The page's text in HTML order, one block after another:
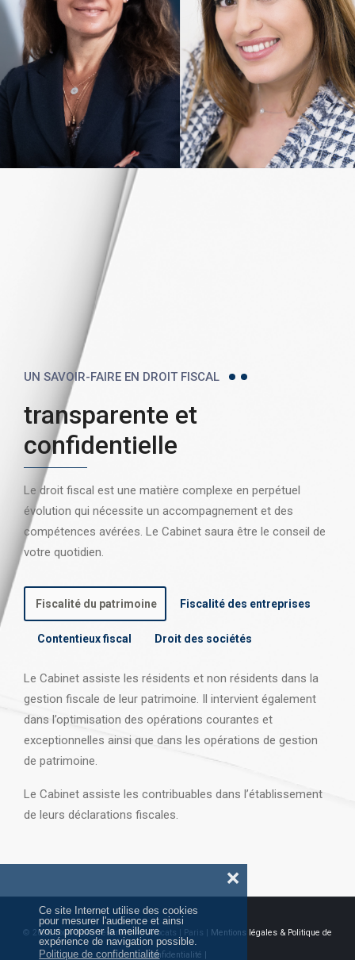
Ce site Internet utilise des cookies
pour mesurer l'audience et ainsi
vous proposer la meilleure
expérience de navigation possible.
Politique de confidentialité
❌
UN SAVOIR-FAIRE EN DROIT FISCAL
transparente et
confidentielle
Le droit fiscal est une matière complexe en perpétuel
évolution qui nécessite un accompagnement et des
compétences avérées. Le Cabinet saura être le conseil de
votre quotidien.
Fiscalité du patrimoine Fiscalité des entreprises
Contentieux fiscal Droit des sociétés
Le Cabinet assiste les résidents et non résidents dans la
gestion fiscale de leur patrimoine. Il intervient également
dans l’optimisation des opérations courantes et
exceptionnelles ainsi que dans les opérations de gestion
de patrimoine.
Le Cabinet assiste les contribuables dans l’établissement
de leurs déclarations fiscales.
© 2026 Tous droits réservés AJ Avocats | Paris | Mentions légales & Politique de
confidentialité |